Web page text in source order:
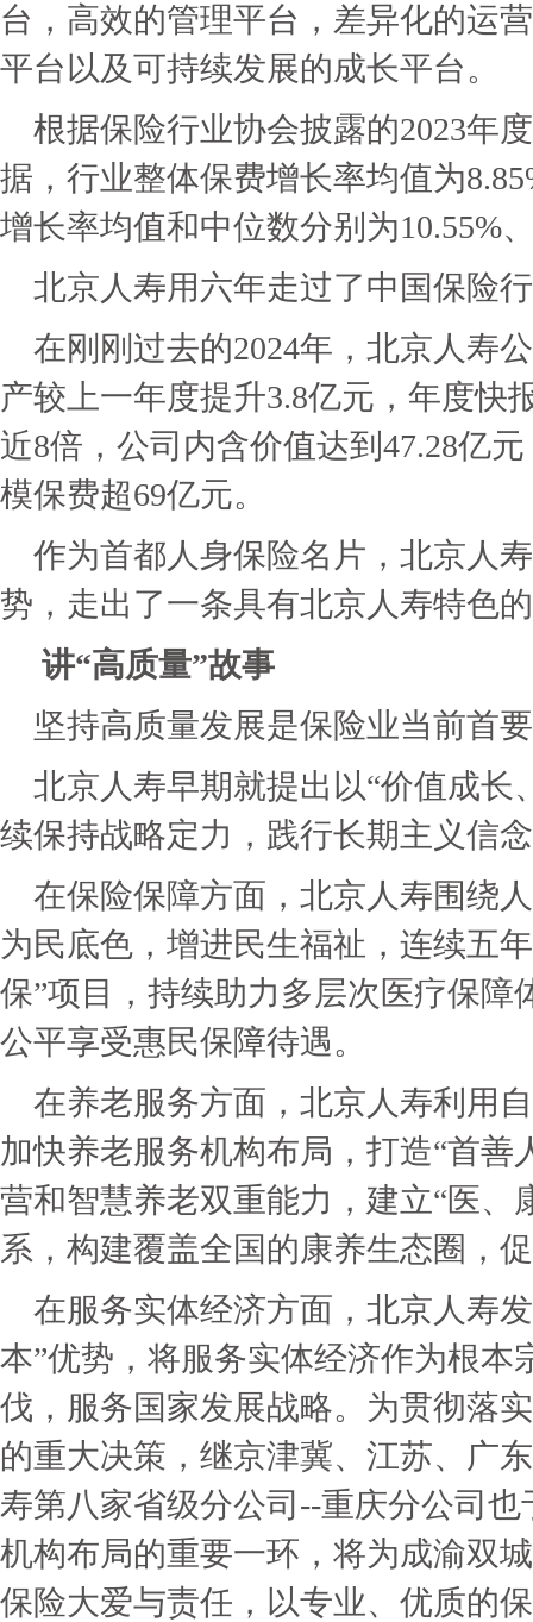
台，高效的管理平台，差异化的运
平台以及可持续发展的成长平台。
根据保险行业协会披露的2023年
据，行业整体保费增长率均值为
增长率均值和中位数分别为10.55%
北京人寿用六年走过了中国保险
在刚刚过去的2024年，北京人寿
产较上一年度提升3.8亿元，年度快
近8倍，公司内含价值达到47.28亿
模保费超69亿元。
作为首都人身保险名片，北京人
势，走出了一条具有北京人寿特色
讲“高质量”故事
坚持高质量发展是保险业当前首
北京人寿早期就提出以“价值成长
续保持战略定力，践行长期主义信
在保险保障方面，北京人寿围绕
为民底色，增进民生福祉，连续五
保”项目，持续助力多层次医疗保障
公平享受惠民保障待遇。
在养老服务方面，北京人寿利用
加快养老服务机构布局，打造“首善
营和智慧养老双重能力，建立“医、
系，构建覆盖全国的康养生态圈，
在服务实体经济方面，北京人寿
本”优势，将服务实体经济作为根本
伐，服务国家发展战略。为贯彻落
的重大决策，继京津冀、江苏、广
寿第八家省级分公司--重庆分公司
机构布局的重要一环，将为成渝双
保险大爱与责任，以专业、优质的